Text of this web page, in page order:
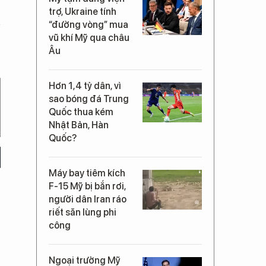
trợ, Ukraine tính
“đường vòng” mua
vũ khí Mỹ qua châu
Âu
Hơn 1,4 tỷ dân, vì
sao bóng đá Trung
Quốc thua kém
Nhật Bản, Hàn
Quốc?
Máy bay tiêm kích
F-15 Mỹ bị bắn rơi,
người dân Iran ráo
riết săn lùng phi
công
Ngoại trưởng Mỹ